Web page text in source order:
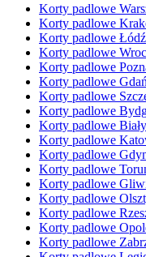
Korty padlowe
Korty padlowe
Korty padlowe Łódź
Korty padlowe
Korty padlowe
Korty padlowe
Korty padlowe
Korty padlowe
Korty padlowe
Korty padlowe
Korty padlowe
Korty padlowe
Korty padlowe
Korty padlowe
Korty padlowe
Korty padlowe
Korty padlowe